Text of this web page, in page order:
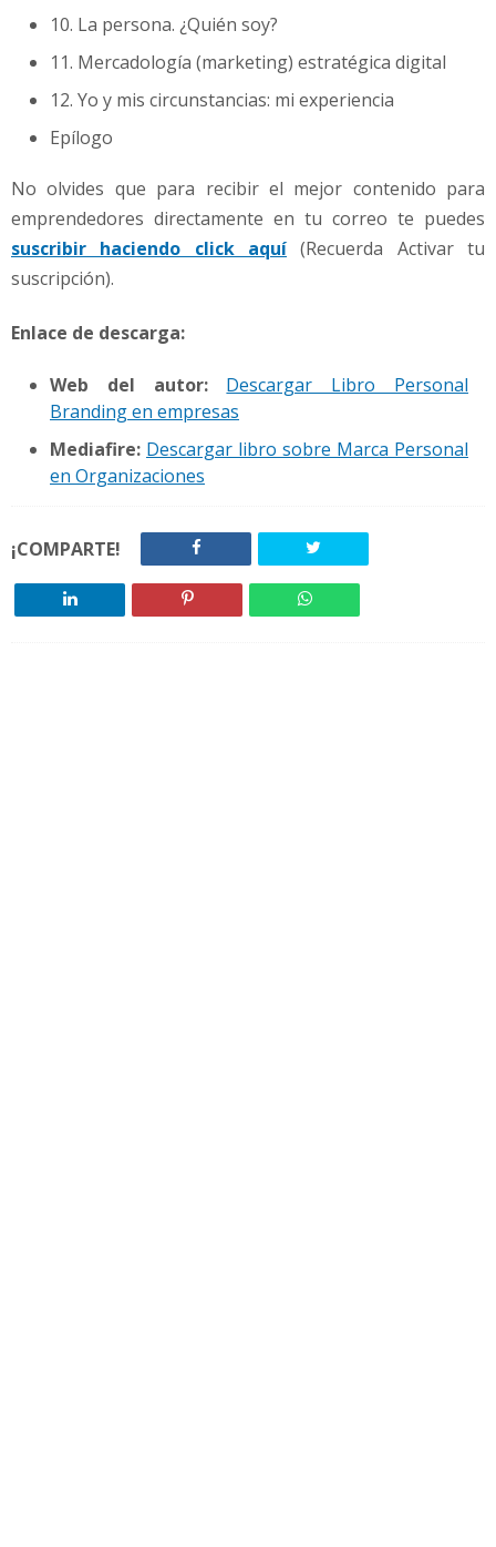
10. La persona. ¿Quién soy?
11. Mercadología (marketing) estratégica digital
12. Yo y mis circunstancias: mi experiencia
Epílogo
No olvides que para recibir el mejor contenido para
emprendedores directamente en tu correo te puedes
suscribir haciendo click aquí (Recuerda Activar tu
suscripción).
Enlace de descarga:
Web del autor:
Descargar Libro Personal
Branding en empresas
Mediafire: Descargar libro sobre Marca Personal
en Organizaciones
¡COMPARTE!